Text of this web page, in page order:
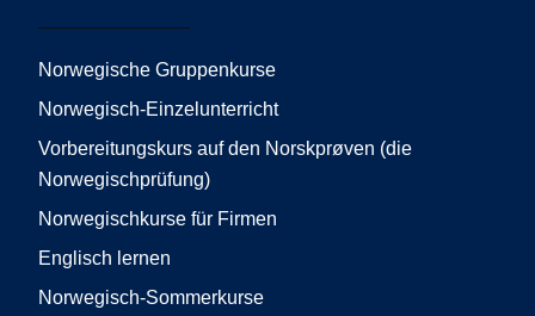
o
o
g
r
m
e
Norwegische Gruppenkurse
Norwegisch-Einzelunterricht
Vorbereitungskurs auf den Norskprøven (die
Norwegischprüfung)
Norwegischkurse für Firmen
Englisch lernen
Norwegisch-Sommerkurse